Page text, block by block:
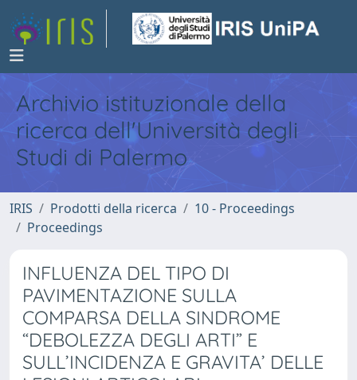
Archivio istituzionale della
ricerca dell'Università degli
Studi di Palermo
IRIS Prodotti della ricerca
10 - Proceedings
Proceedings
INFLUENZA DEL TIPO DI
PAVIMENTAZIONE SULLA
COMPARSA DELLA SINDROME
“DEBOLEZZA DEGLI ARTI” E
SULL’INCIDENZA E GRAVITA’ DELLE